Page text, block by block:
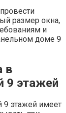
размер окна,
и
доме 9
в
9 этажей
9 этажей имеет